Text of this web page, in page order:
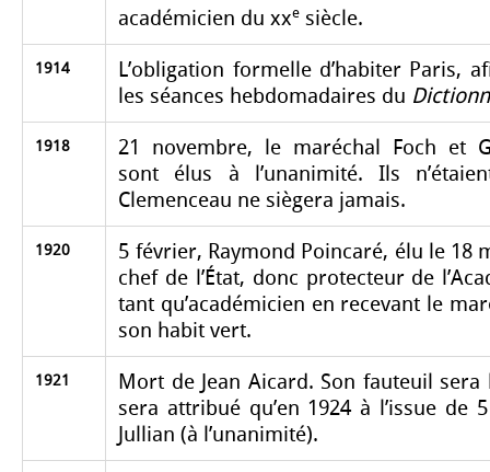
académicien du xxe siècle.
1914
L’obligation formelle d’habiter Paris,
les séances hebdomadaires du
1918
21 novembre, le maréchal Foch et
sont élus à l’unanimité. Ils
Clemenceau ne siègera jamais.
1920
5 février, Raymond Poincaré, élu le 18
chef de l’État, donc protecteur de
tant qu’académicien en recevant le
son habit vert.
1921
Mort de Jean Aicard. Son fauteuil
sera attribué qu’en 1924 à l’issue de
Jullian (à l’unanimité).